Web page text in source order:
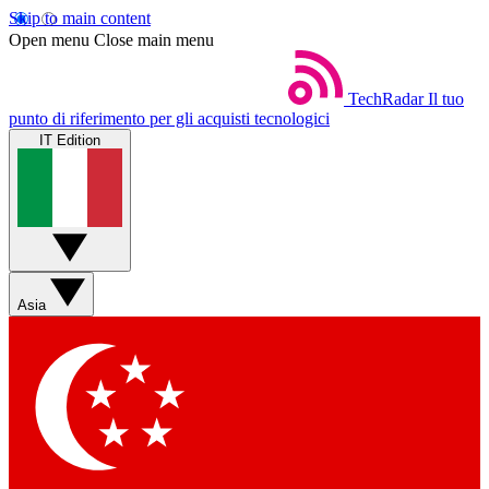
Skip to main content
Open menu Close main menu
TechRadar Il tuo
punto di riferimento per gli acquisti tecnologici
IT Edition
Asia